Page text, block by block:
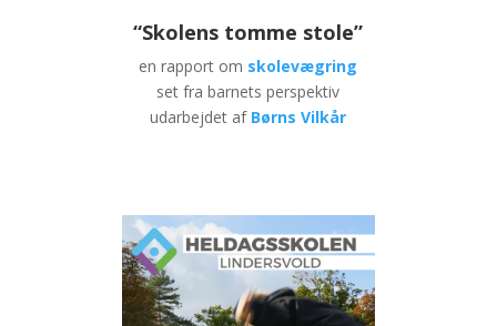
“Skolens tomme stole”
en rapport om skolevægring
set fra barnets perspektiv
udarbejdet af Børns Vilkår